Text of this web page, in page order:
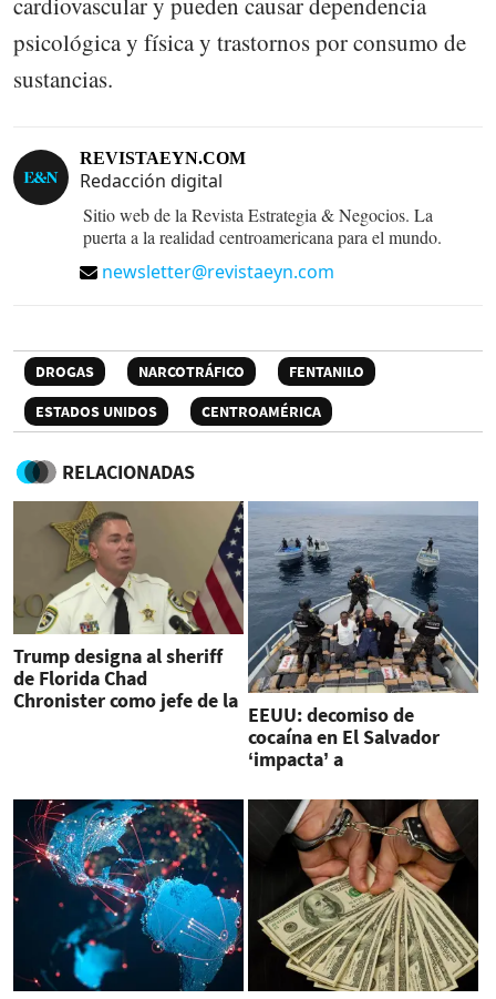
psicológica y física y trastornos por consumo de
sustancias.
REVISTAEYN.COM
Redacción digital
Sitio web de la Revista Estrategia & Negocios. La
puerta a la realidad centroamericana para el mundo.
newsletter@revistaeyn.com
DROGAS NARCOTRÁFICO
FENTANILO
ESTADOS UNIDOS
CENTROAMÉRICA
RELACIONADAS
Trump designa al sheriff
de Florida Chad
Chronister como jefe de la
EEUU: decomiso de
cocaína en El Salvador
‘impacta’ a